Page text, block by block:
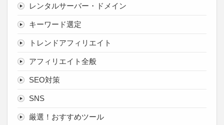
レンタルサーバー・ドメイン
キーワード選定
トレンドアフィリエイト
アフィリエイト全般
SEO対策
SNS
厳選！おすすめツール